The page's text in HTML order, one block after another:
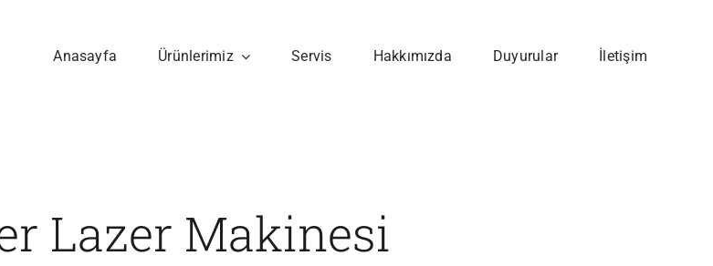
Anasayfa Ürünlerimiz Servis Hakkımızda Duyurular İletişim
Lazer Makinesi